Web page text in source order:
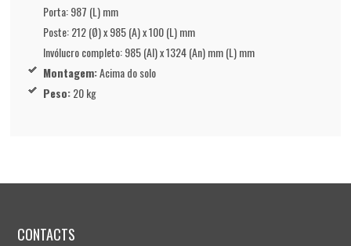
Porta: 987 (L) mm
Poste: 212 (Ø) x 985 (A) x 100 (L) mm
Invólucro completo: 985 (Al) x 1324 (An) mm (L) mm
Montagem:Acima do solo
Peso:20 kg
CONTACTS